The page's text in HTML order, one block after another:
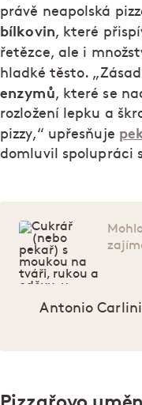
právě neapolská
bílkovin, které
řetězce, ale i
hladké těsto.
enzymů, které se
rozložení lepku a
pizzy,“ upřesňuje
domluvil spolupráci
Antonio